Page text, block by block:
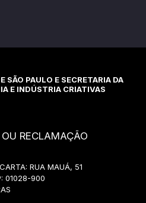
SÃO PAULO E SECRETARIA DA
E INDÚSTRIA CRIATIVAS
RECLAMAÇÃO
RUA MAUÁ, 51
01028-900